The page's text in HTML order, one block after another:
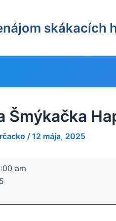
skákacích
Šmýkačka
/ 12 mája, 2025
am